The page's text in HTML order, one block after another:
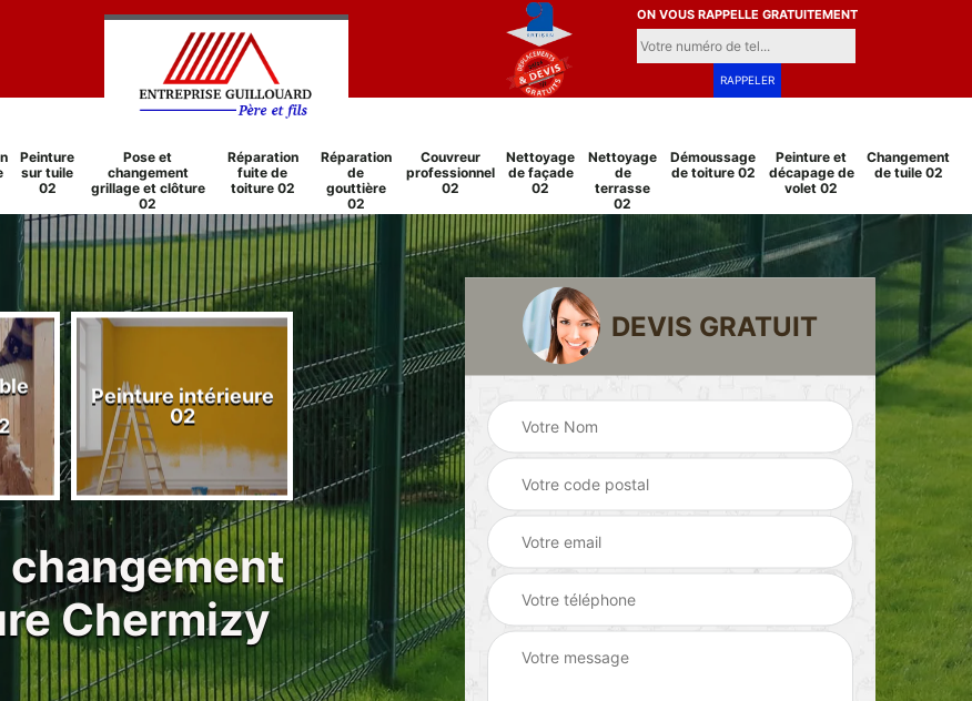
ON VOUS RAPPELLE GRATUITEMENT
Peinture
sur tuile
02
Pose et
changement
grillage et clôture
02
Réparation
fuite de
toiture 02
Réparation
de
gouttière
02
Couvreur
professionnel
02
Nettoyage
de façade
02
Nettoyage
de
terrasse
02
Démoussage
de toiture 02
Peinture et
décapage de
volet 02
Changement
de tuile 02
Peinture intérieure
02
Réparation
cheminée 02
Peinture sur tuile
Pose et
changement
grillage et clôture
02
Chermizy
DEVIS GRATUIT